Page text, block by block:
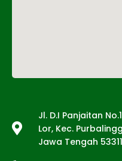
Jl. D.I Panjaitan
Lor, Kec.
Jawa Tengah 53311